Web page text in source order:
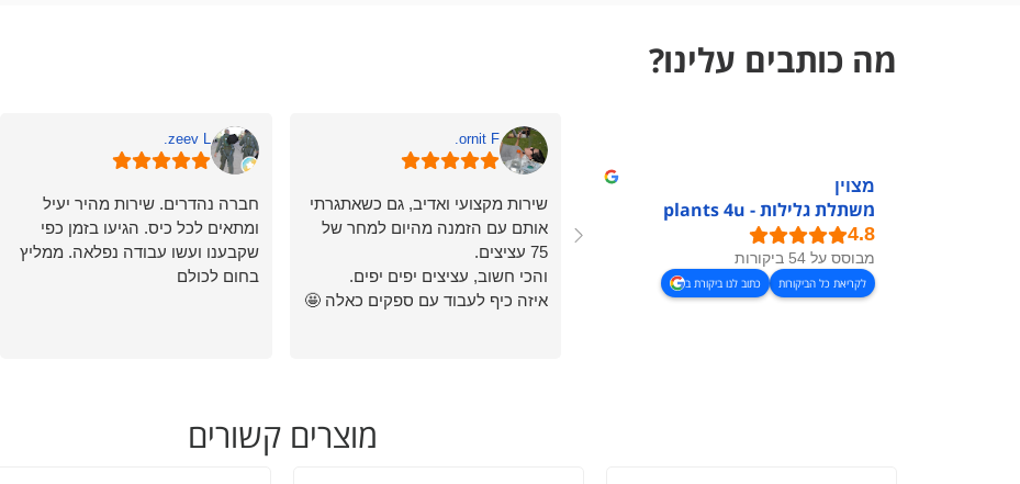
מה כותבים עלינו?
מצוין
משתלת גלילות - plants 4u
מבוסס על 54 ביקורות
לקריאת כל הביקורות כתוב לנו ביקורת ב
ornit F.
שירות מקצועי ואדיב, גם כשאתגרתי
אותם עם הזמנה מהיום למחר של
75 עציצים.
והכי חשוב, עציצים יפים יפים.
איזה כיף לעבוד עם ספקים כאלה 🤩
zeev L.
חברה נהדרים. שירות מהיר יעיל
ומתאים לכל כיס. הגיעו בזמן כפי
שקבענו ועשו עבודה נפלאה. ממליץ
בחום לכולם
מוצרים קשורים